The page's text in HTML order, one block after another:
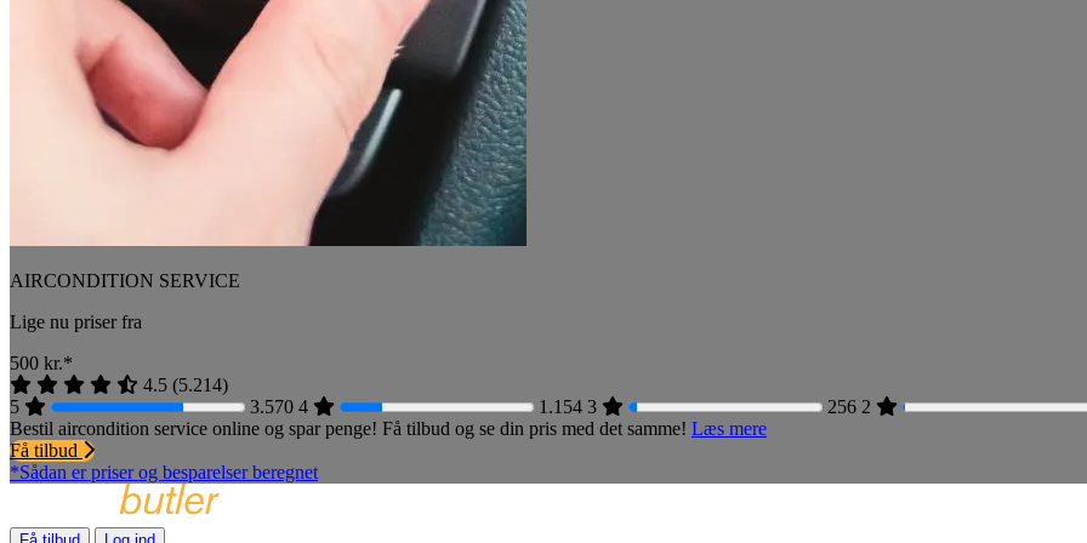
AIRCONDITION SERVICE
Lige nu priser fra
500 kr.*
4.5 (5.214)
5
3.570 4 1.154 3 256 2
Bestil aircondition service online og spar penge! Få tilbud og se din pris med det samme! Læs mere
Få tilbud
*Sådan er priser og besparelser beregnet